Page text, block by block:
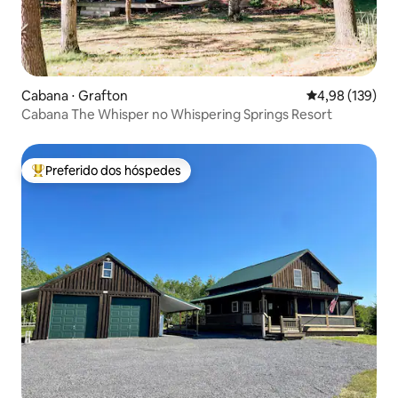
Cabana ⋅ Grafton 4,98 de uma
4,98 (139)
Cabana The Whisper no Whispering Springs Resort
Entre os melhores preferidos dos hóspedes
Preferido dos hóspedes